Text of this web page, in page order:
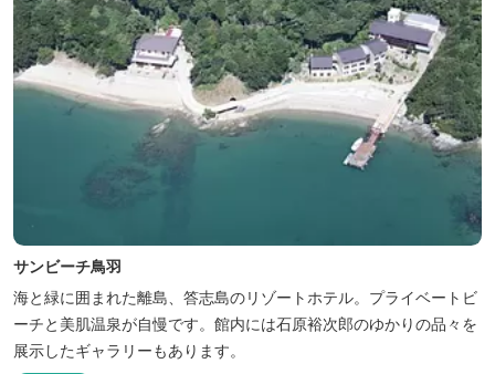
サンビーチ鳥羽
海と緑に囲まれた離島、答志島のリゾートホテル。プライベートビ
ーチと美肌温泉が自慢です。館内には石原裕次郎のゆかりの品々を
展示したギャラリーもあります。